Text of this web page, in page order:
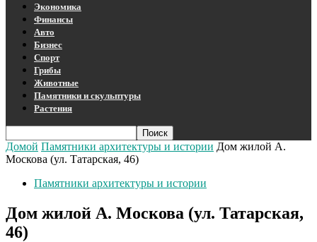
Экономика
Финансы
Авто
Бизнес
Спорт
Грибы
Животные
Памятники и скульптуры
Растения
Домой Памятники архитектуры и истории Дом жилой А.
Москова (ул. Татарская, 46)
Памятники архитектуры и истории
Дом жилой А. Москова (ул. Татарская,
46)